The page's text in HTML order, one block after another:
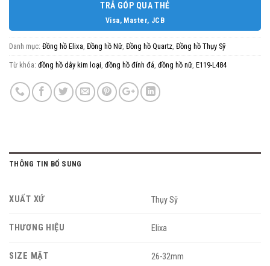
TRẢ GÓP QUA THẺ
Visa, Master, JCB
Danh mục: Đồng hồ Elixa, Đồng hồ Nữ, Đồng hồ Quartz, Đồng hồ Thụy Sỹ
Từ khóa: đồng hồ dây kim loại, đồng hồ đính đá, đồng hồ nữ, E119-L484
THÔNG TIN BỔ SUNG
XUẤT XỨ Thụy Sỹ
THƯƠNG HIỆU Elixa
SIZE MẶT 26-32mm